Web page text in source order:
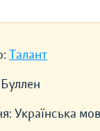
Талант
Українська